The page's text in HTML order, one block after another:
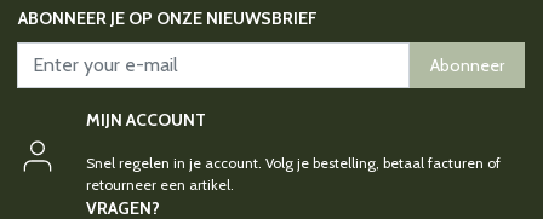
ABONNEER JE OP ONZE NIEUWSBRIEF
Abonneer
MIJN ACCOUNT
Snel regelen in je account. Volg je bestelling, betaal facturen of
retourneer een artikel.
VRAGEN?